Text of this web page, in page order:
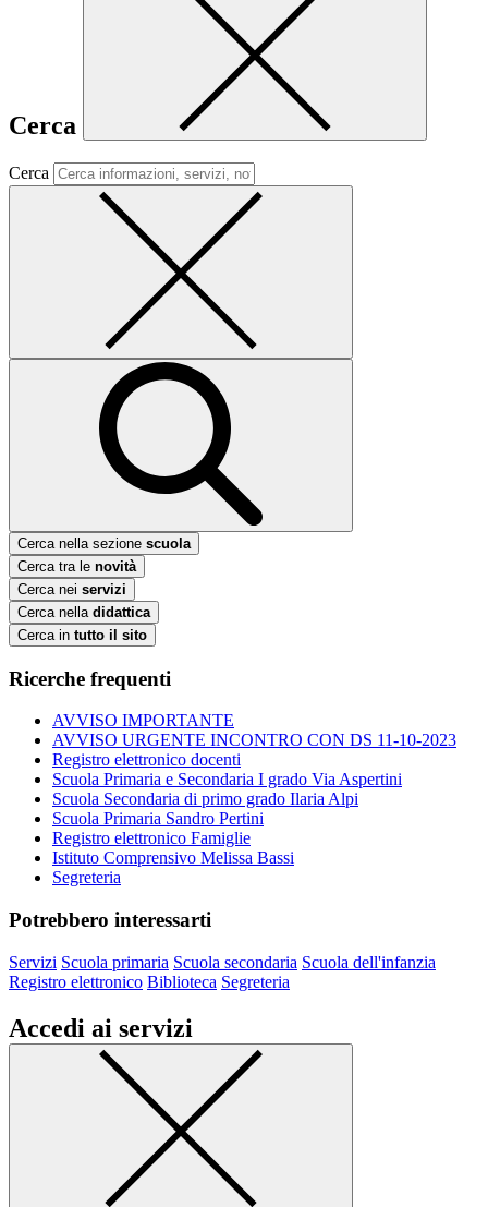
Cerca
Cerca
Cerca nella sezione scuola
Cerca tra le novità
Cerca nei servizi
Cerca nella didattica
Cerca in tutto il sito
Ricerche frequenti
AVVISO IMPORTANTE
AVVISO URGENTE INCONTRO CON DS 11-10-2023
Registro elettronico docenti
Scuola Primaria e Secondaria I grado Via Aspertini
Scuola Secondaria di primo grado Ilaria Alpi
Scuola Primaria Sandro Pertini
Registro elettronico Famiglie
Istituto Comprensivo Melissa Bassi
Segreteria
Potrebbero interessarti
Servizi Scuola primaria Scuola secondaria Scuola dell'infanzia
Registro elettronico Biblioteca Segreteria
Accedi ai servizi